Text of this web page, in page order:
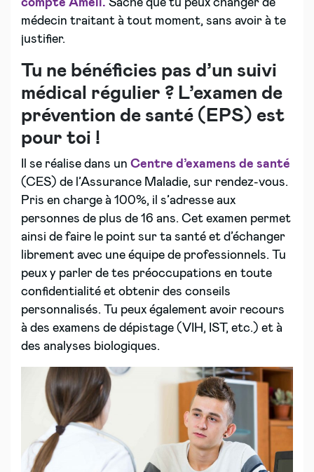
compte Ameli. Sache que tu peux changer de
médecin traitant à tout moment, sans avoir à te
justifier.
Tu ne bénéficies pas d’un suivi
médical régulier ? L’examen de
prévention de santé (EPS) est
pour toi !
Il se réalise dans un Centre d’examens de santé
(CES) de l’Assurance Maladie, sur rendez-vous.
Pris en charge à 100%, il s’adresse aux
personnes de plus de 16 ans. Cet examen permet
ainsi de faire le point sur ta santé et d’échanger
librement avec une équipe de professionnels. Tu
peux y parler de tes préoccupations en toute
confidentialité et obtenir des conseils
personnalisés. Tu peux également avoir recours
à des examens de dépistage (VIH, IST, etc.) et à
des analyses biologiques.